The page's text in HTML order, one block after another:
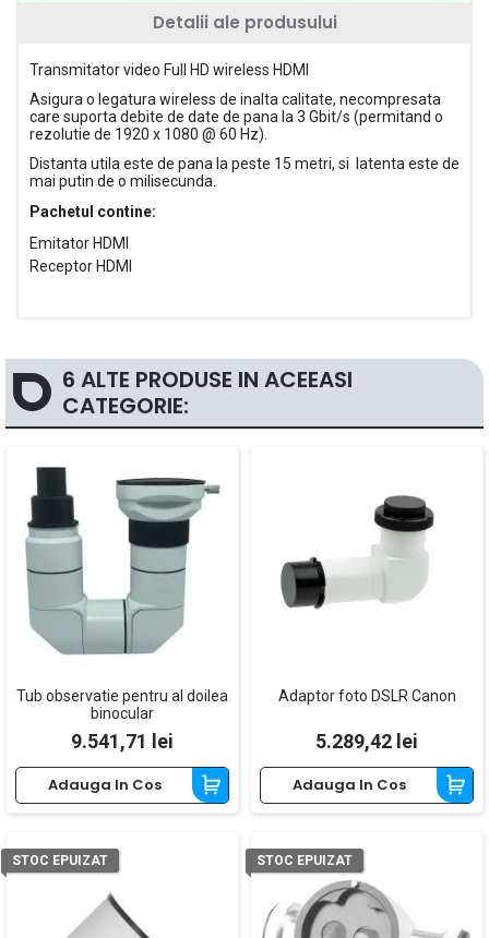
Detalii ale produsului
Transmitator video Full HD wireless HDMI
Asigura o legatura wireless de inalta calitate, necompresata
care suporta debite de date de pana la 3 Gbit/s (permitand o
rezolutie de 1920 x 1080 @ 60 Hz).
Distanta utila este de pana la peste 15 metri, si latenta este de
mai putin de o milisecunda.
Pachetul contine:
Emitator HDMI
Receptor HDMI
6 ALTE PRODUSE IN ACEEASI
CATEGORIE:
Tub observatie pentru al doilea
binocular
Pret
9.541,71 lei
Adauga In Cos
Adaptor foto DSLR Canon
Pret
5.289,42 lei
Adauga In Cos
STOC EPUIZAT STOC EPUIZAT